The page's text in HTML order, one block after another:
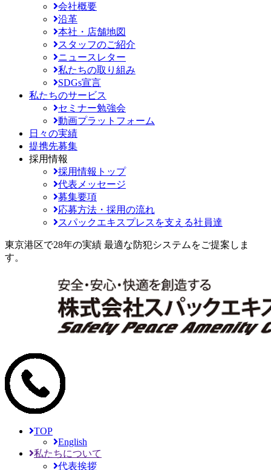
会社概要
沿革
本社・店舗地図
スタッフのご紹介
ニュースレター
私たちの取り組み
SDGs宣言
私たちのサービス
セミナー勉強会
動画プラットフォーム
日々の実績
提携先募集
採用情報
採用情報トップ
代表メッセージ
募集要項
応募方法・採用の流れ
スパックエキスプレスを支える社員達
東京港区で28年の実績 最適な防犯システムをご提案しま
す。
TOP
English
私たちについて
代表挨拶